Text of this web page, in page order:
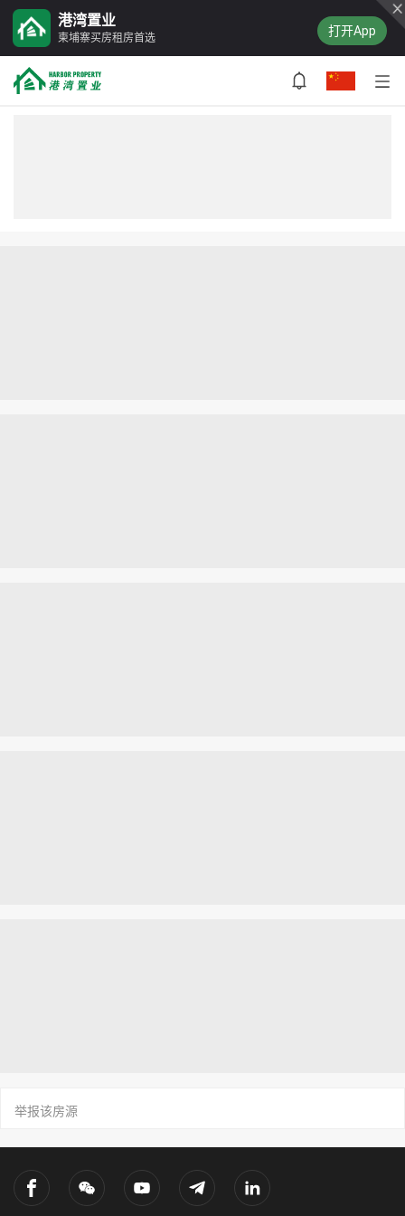
港湾置业
柬埔寨买房租房首选 打开App
举报该房源